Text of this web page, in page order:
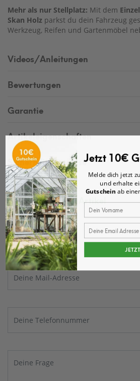
Mehr als nur Stellplatz: Mit dem
Skan Holz parkst du dein Fahrzeug
Werkzeug, Reifen und Gartenmöbel
Videos/Anleitungen
Bewertungen
Garantie
Artikeleigenschaften
Sicherheitshinweise
Fragen zum Artikel
Jetzt 10€
Melde dich jetzt
und erhalte
Gutschein ab